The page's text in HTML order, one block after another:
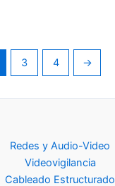
3 4 →
Redes y Audio-Video
Videovigilancia
Cableado Estructurado